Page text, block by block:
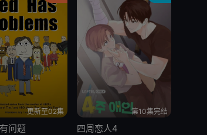
更新至02集
问题
第10集完结
四周恋人4